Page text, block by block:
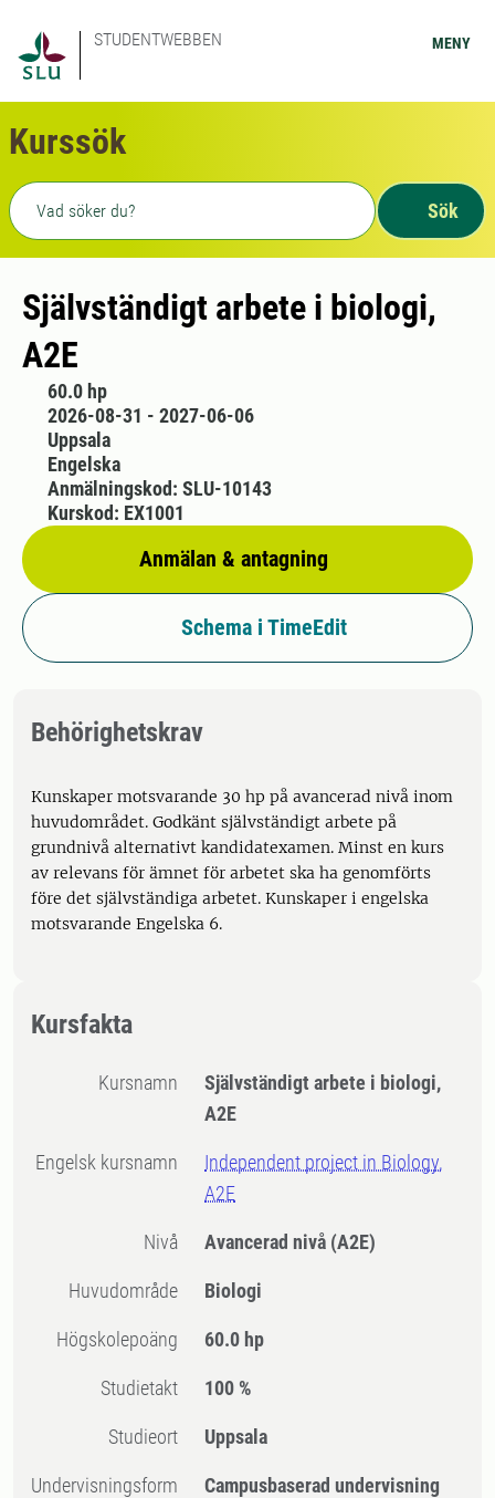
STUDENTWEBBEN MENY
Kurssök
Fritext sökning
Sök
Självständigt arbete i biologi,
A2E
60.0 hp
2026-08-31 - 2027-06-06
Uppsala
Engelska
Anmälan & antagning
Anmälningskod: SLU-10143
Kurskod: EX1001
Schema i TimeEdit
Behörighetskrav
Kunskaper motsvarande 30 hp på avancerad nivå inom
huvudområdet. Godkänt självständigt arbete på
grundnivå alternativt kandidatexamen. Minst en kurs
av relevans för ämnet för arbetet ska ha genomförts
före det självständiga arbetet. Kunskaper i engelska
motsvarande Engelska 6.
Kursfakta
Kursnamn
Självständigt arbete i biologi,
A2E
Engelsk kursnamn
Independent project in Biology,
A2E
Nivå Avancerad nivå (A2E)
Huvudområde Biologi
högskolepoäng 60.0 hp
Studietakt 100 %
Studieort Uppsala
Undervisningsform Campusbaserad undervisning